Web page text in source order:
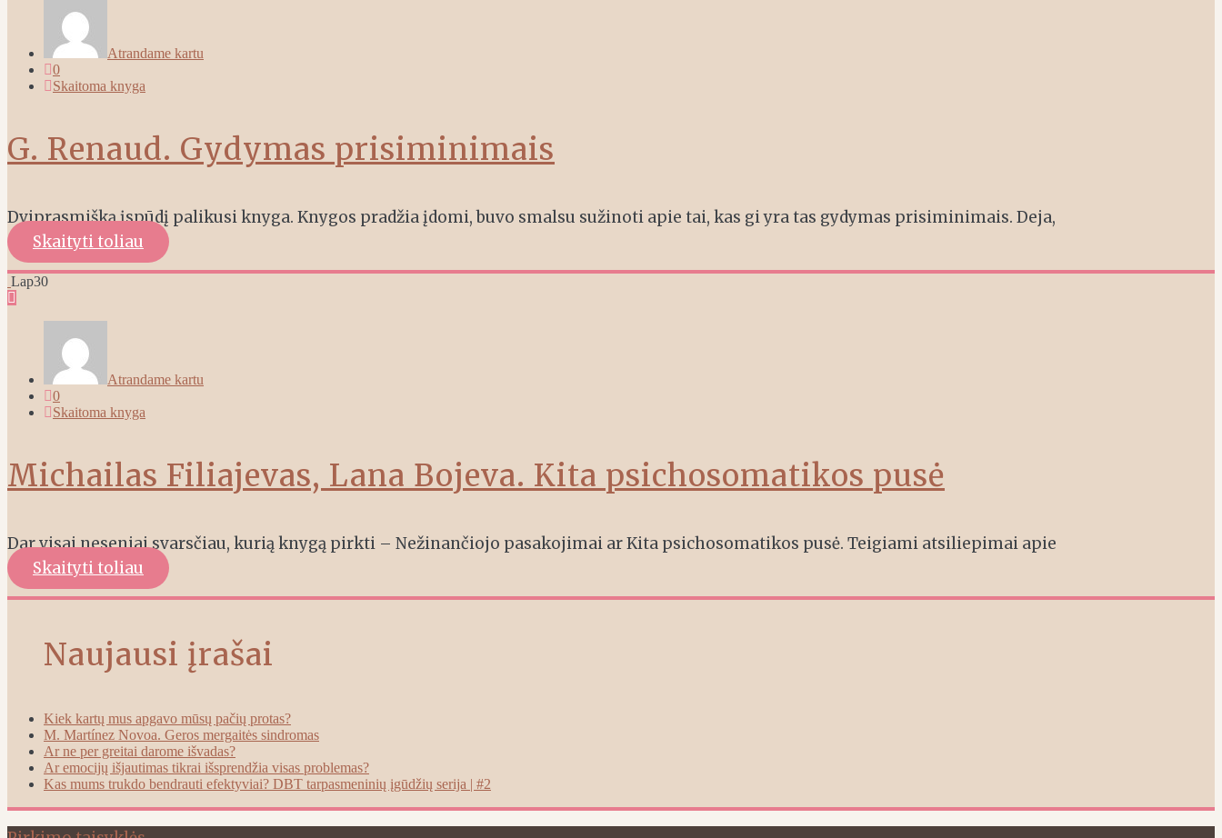
Atrandame kartu
0
Skaitoma knyga
G. Renaud. Gydymas prisiminimais
Dviprasmišką įspūdį palikusi knyga. Knygos pradžia įdomi, buvo smalsu sužinoti apie tai, kas gi yra tas gydymas prisiminimais. Deja,
Skaityti toliau
Lap30
Atrandame kartu
0
Skaitoma knyga
Michailas Filiajevas, Lana Bojeva. Kita psichosomatikos pusė
Dar visai neseniai svarsčiau, kurią knygą pirkti – Nežinančiojo pasakojimai ar Kita psichosomatikos pusė. Teigiami atsiliepimai apie
Skaityti toliau
Naujausi įrašai
Kiek kartų mus apgavo mūsų pačių protas?
M. Martínez Novoa. Geros mergaitės sindromas
Ar ne per greitai darome išvadas?
Ar emocijų išjautimas tikrai išsprendžia visas problemas?
Kas mums trukdo bendrauti efektyviai? DBT tarpasmeninių įgūdžių serija | #2